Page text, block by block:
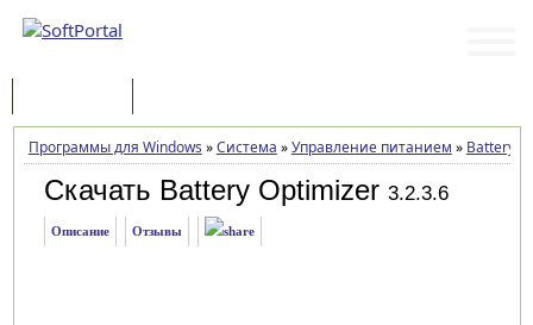
Программы для Windows »Система »Управление питанием » Battery
Скачать Battery Optimizer 3.2.3.6
Описание Отзывы